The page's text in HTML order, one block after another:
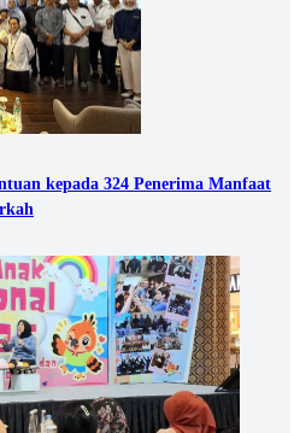
kepada 324 Penerima Manfaat